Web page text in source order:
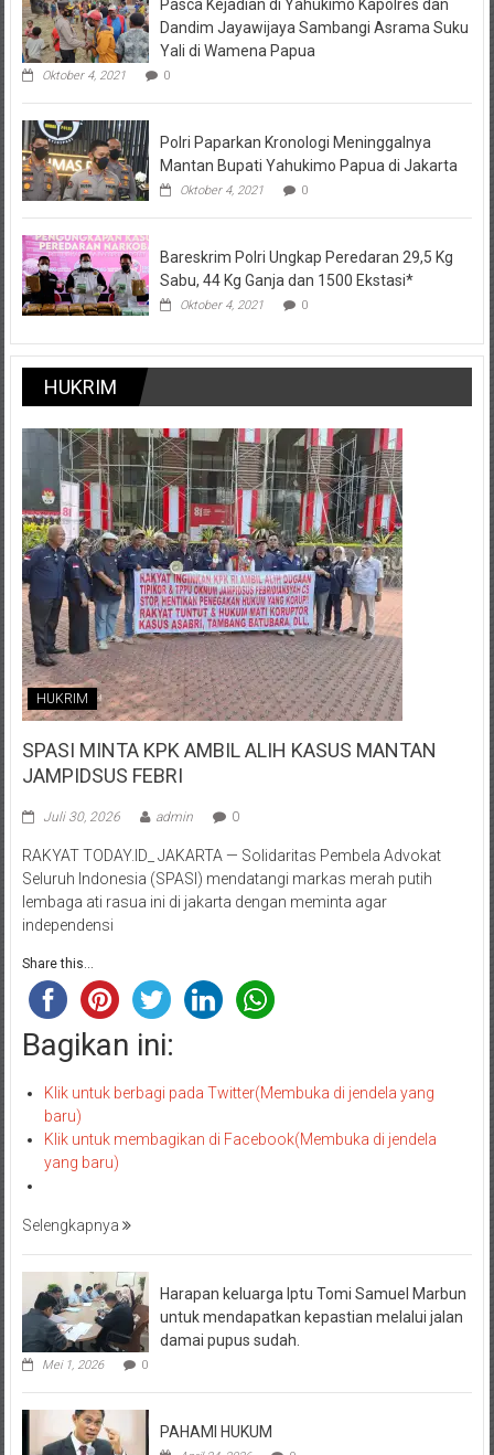
Pasca Kejadian di Yahukimo Kapolres dan
Dandim Jayawijaya Sambangi Asrama Suku
Yali di Wamena Papua
Oktober 4, 2021 0
Polri Paparkan Kronologi Meninggalnya
Mantan Bupati Yahukimo Papua di Jakarta
Oktober 4, 2021 0
Bareskrim Polri Ungkap Peredaran 29,5 Kg
Sabu, 44 Kg Ganja dan 1500 Ekstasi*
Oktober 4, 2021 0
HUKRIM
HUKRIM
SPASI MINTA KPK AMBIL ALIH KASUS MANTAN
JAMPIDSUS FEBRI
Juli 30, 2026 admin 0
RAKYAT TODAY.ID_ JAKARTA — Solidaritas Pembela Advokat
Seluruh Indonesia (SPASI) mendatangi markas merah putih
lembaga ati rasua ini di jakarta dengan meminta agar
independensi
Share this...
Bagikan ini:
Klik untuk berbagi pada Twitter(Membuka di jendela yang
baru)
Klik untuk membagikan di Facebook(Membuka di jendela
yang baru)
Selengkapnya
Harapan keluarga Iptu Tomi Samuel Marbun
untuk mendapatkan kepastian melalui jalan
damai pupus sudah.
Mei 1, 2026 0
PAHAMI HUKUM